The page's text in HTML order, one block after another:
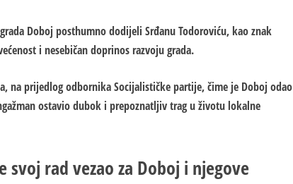
Doboj posthumno dodijeli Srđanu Todoroviću, kao znak
i nesebičan doprinos razvoju grada.
na prijedlog odbornika Socijalističke partije, čime je Doboj odao
ostavio dubok i prepoznatljiv trag u životu lokalne
rad vezao za Doboj i njegove